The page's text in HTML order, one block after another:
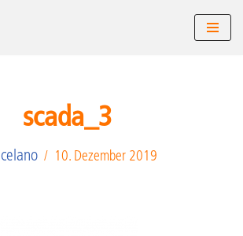
scada_3
celano 10. Dezember 2019